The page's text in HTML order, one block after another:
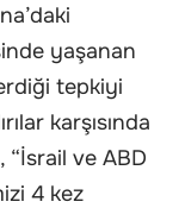
yaşanan
tepkiyi
karşısında
“İsrail ve ABD
4 kez